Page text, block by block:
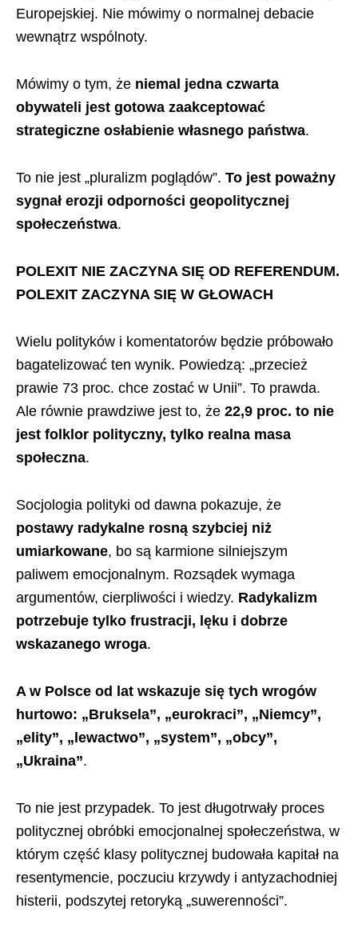
Europejskiej. Nie mówimy o normalnej debacie
wewnątrz wspólnoty.
Mówimy o tym, że niemal jedna czwarta
obywateli jest gotowa zaakceptować
strategiczne osłabienie własnego państwa.
To nie jest „pluralizm poglądów”. To jest poważny
sygnał erozji odporności geopolitycznej
społeczeństwa.
POLEXIT NIE ZACZYNA SIĘ OD REFERENDUM.
POLEXIT ZACZYNA SIĘ W GŁOWACH
Wielu polityków i komentatorów będzie próbowało
bagatelizować ten wynik. Powiedzą: „przecież
prawie 73 proc. chce zostać w Unii”. To prawda.
Ale równie prawdziwe jest to, że 22,9 proc. to nie
jest folklor polityczny, tylko realna masa
społeczna.
Socjologia polityki od dawna pokazuje, że
postawy radykalne rosną szybciej niż
umiarkowane, bo są karmione silniejszym
paliwem emocjonalnym. Rozsądek wymaga
argumentów, cierpliwości i wiedzy. Radykalizm
potrzebuje tylko frustracji, lęku i dobrze
wskazanego wroga.
A w Polsce od lat wskazuje się tych wrogów
hurtowo: „Bruksela”, „eurokraci”, „Niemcy”,
„elity”, „lewactwo”, „system”, „obcy”,
„Ukraina”.
To nie jest przypadek. To jest długotrwały proces
politycznej obróbki emocjonalnej społeczeństwa, w
którym część klasy politycznej budowała kapitał na
resentymencie, poczuciu krzywdy i antyzachodniej
histerii, podszytej retoryką „suwerenności”.